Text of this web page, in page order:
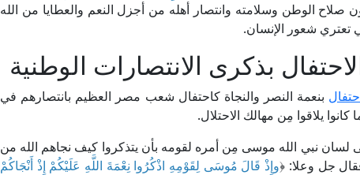
أن يكون صلاح الوطن وسلامته وانتصار أهله من أجزل النعم والعطايا من الله
تعتري شعور الإنسان.
بذكرى الانتصارات الوطنية
بنعمة النصر والنجاة كاحتفال شعب مصر العظيم بانتصارهم في
نبي الله موسى مِن أمره لقومه بأن يتذكروا كيف نجاهم الله من
جل وعلا: ﴿وإِذْ قَالَ مُوسَى لِقَوْمِهِ اذْكُرُوا نِعْمَةَ اللَّهِ عَلَيْكُمْ إِذْ أَنْجَاكُمْ